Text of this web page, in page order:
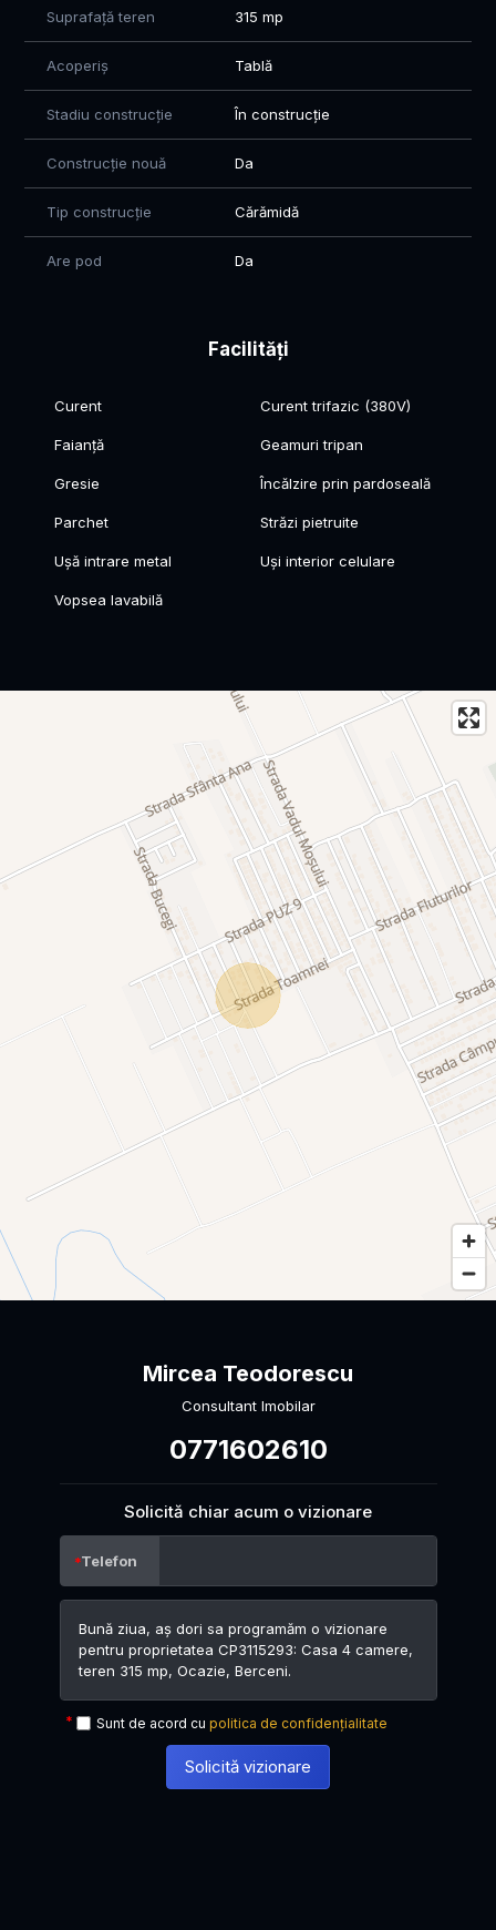
Suprafață teren 315 mp
Acoperiș Tablă
Stadiu construcție În construcție
Construcție nouă Da
Tip construcție Cărămidă
Are pod Da
Facilități
Curent Curent trifazic (380V)
Faianță Geamuri tripan
Gresie Încălzire prin pardoseală
Parchet Străzi pietruite
Ușă intrare metal Uși interior celulare
Vopsea lavabilă
Mircea Teodorescu
Consultant Imobilar
0771602610
Solicită chiar acum o vizionare
Telefon
Sunt de acord cu politica de confidențialitate
Solicită vizionare